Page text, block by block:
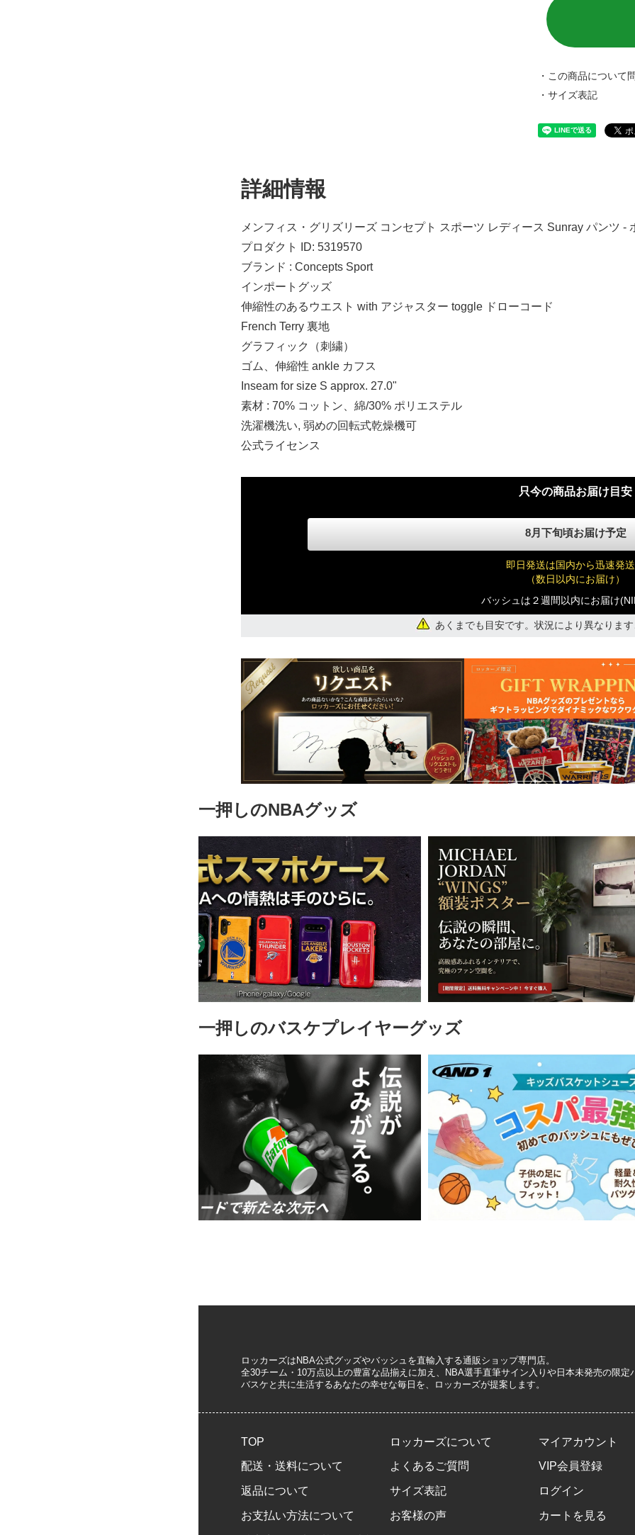
・この商品について
・サイズ表記
詳細情報
メンフィス・グリズリーズ コンセプト スポーツ レディース Sunray パンツ -
プロダクト ID: 5319570
ブランド : Concepts Sport
インポートグッズ
伸縮性のあるウエスト with アジャスター toggle ドローコード
French Terry 裏地
グラフィック（刺繍）
ゴム、伸縮性 ankle カフス
Inseam for size S approx. 27.0"
素材 : 70% コットン、綿/30% ポリエステル
洗濯機洗い, 弱めの回転式乾燥機可
公式ライセンス
只今の商品お届け目安
8月下旬頃お届け予定
即日発送は国内から迅速発
（数日以内にお届け）
バッシュは２週間以内にお届け
あくまでも目安です。状況により異なりま
一押しのNBAグッズ
一押しのバスケプレイヤーグッズ
ロッカーズはNBA公式グッズやバッシュを直輸入する通販ショップ専門店。
全30チーム・10万点以上の豊富な品揃えに加え、NBA選手直筆サイン入りや日本未発売の限
バスケと共に生活するあなたの幸せな毎日を、ロッカーズが提案します。
TOP
配送・送料について
返品について
お支払い方法について
ロッカーズについて
よくあるご質問
サイズ表記
お客様の声
マイアカウント
VIP会員登録
ログイン
カートを見る